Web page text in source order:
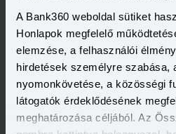
A Bank360 weboldal sütiket
Honlapok megfelelő
elemzése, a felhasználói
hirdetések személyre szabása,
nyomonkövetése, a közösségi
látogatók érdeklődésének
meghatározása céljából. Az
egyenesen a
Elolvastam és elfogadom a
Csoport Adatkezelési
ÁSZF-ét